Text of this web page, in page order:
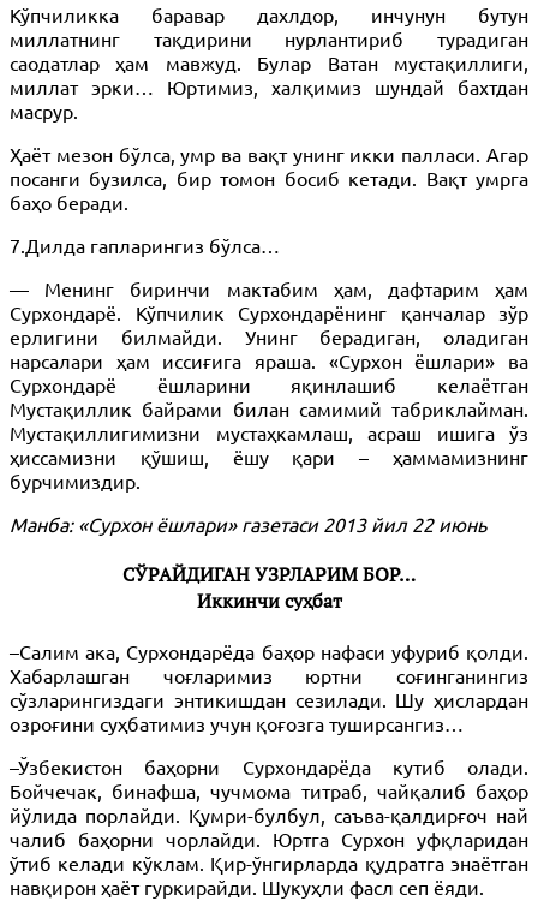
Кўпчиликка баравар дахлдор, инчунун бутун
миллатнинг тақдирини нурлантириб турадиган
саодатлар ҳам мавжуд. Булар Ватан мустақиллиги,
миллат эрки… Юртимиз, халқимиз шундай бахтдан
масрур.
Ҳаёт мезон бўлса, умр ва вақт унинг икки палласи. Агар
посанги бузилса, бир томон босиб кетади. Вақт умрга
баҳо беради.
7.Дилда гапларингиз бўлса…
— Менинг биринчи мактабим ҳам, дафтарим ҳам
Сурхондарё. Кўпчилик Сурхондарёнинг қанчалар зўр
ерлигини билмайди. Унинг берадиган, оладиган
нарсалари ҳам иссиғига яраша. «Сурхон ёшлари» ва
Сурхондарё ёшларини яқинлашиб келаётган
Мустақиллик байрами билан самимий табриклайман.
Мустақиллигимизни мустаҳкамлаш, асраш ишига ўз
ҳиссамизни қўшиш, ёшу қари – ҳаммамизнинг
бурчимиздир.
Манба: «Сурхон ёшлари» газетаси 2013 йил 22 июнь
СЎРАЙДИГАН УЗРЛАРИМ БОР…
Иккинчи суҳбат
–Салим ака, Сурхондарёда баҳор нафаси уфуриб қолди.
Хабарлашган чоғларимиз юртни соғинганингиз
сўзларингиздаги энтикишдан сезилади. Шу ҳислардан
озроғини суҳбатимиз учун қоғозга туширсангиз…
–Ўзбекистон баҳорни Сурхондарёда кутиб олади.
Бойчечак, бинафша, чучмома титраб, чайқалиб баҳор
йўлида порлайди. Қумри-булбул, саъва-қалдирғоч най
чалиб баҳорни чорлайди. Юртга Сурхон уфқларидан
ўтиб келади кўклам. Қир-ўнгирларда қудратга энаётган
навқирон ҳаёт гуркирайди. Шукуҳли фасл сеп ёяди.